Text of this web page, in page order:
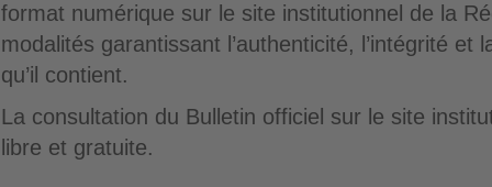
format numérique sur le site institutionnel de la
modalités garantissant l’authenticité, l’intégrité et
qu’il contient.
La consultation du Bulletin officiel sur le site
libre et gratuite.